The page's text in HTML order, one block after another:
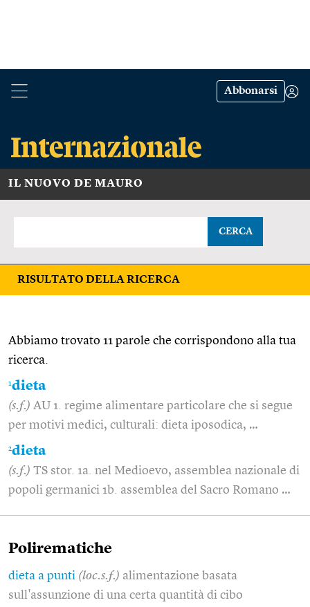
Abbonarsi
IL NUOVO DE MAURO
CERCA
RISULTATO DELLA RICERCA
Abbiamo trovato 11 parole che corrispondono alla tua
ricerca.
1dieta
(s.f.) AU 1. regime alimentare particolare che si segue
per motivi medici, culturali: dieta iposodica, …
2dieta
(s.f.) TS stor. 1a. nel Medioevo, assemblea nazionale di
popoli germanici 1b. assemblea del Sacro Romano …
Polirematiche
dieta a punti (loc.s.f.) alimentazione basata
sull'assunzione di una certa quantità di cibo